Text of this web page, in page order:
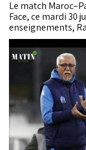
Le match
Face, ce mardi 30
enseignements,
ancien directeur